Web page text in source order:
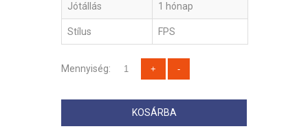
Jótállás 1 hónap
Stílus FPS
Mennyiség:
KOSÁRBA